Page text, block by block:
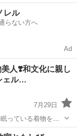
なりませんか？ ま
違う自分磨きのお
レル
らない方へ
Ad
人❣️和文化に親し
ェル…
7月29日
っている着物を季
結びができます。